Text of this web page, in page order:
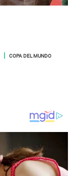
COPA DEL MUNDO